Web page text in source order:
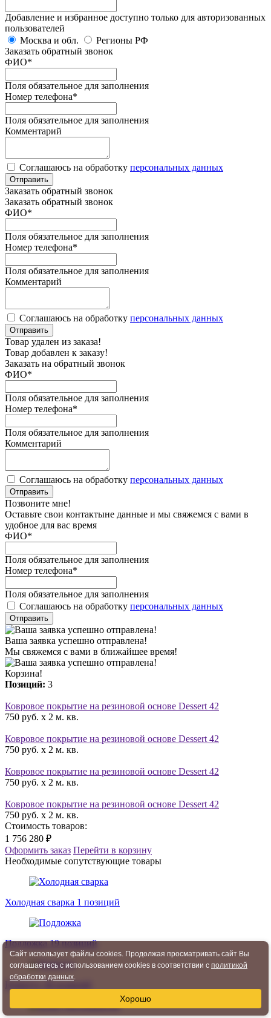
Добавление и избранное доступно только для авторизованных
пользователей
Москва и обл.
Регионы РФ
Заказать обратный звонок
ФИО*
Поля обязательное для заполнения
Номер телефона*
Поля обязательное для заполнения
Комментарий
Соглашаюсь на обработку персональных данных
Отправить
Заказать обратный звонок
Заказать обратный звонок
ФИО*
Поля обязательное для заполнения
Номер телефона*
Поля обязательное для заполнения
Комментарий
Соглашаюсь на обработку персональных данных
Отправить
Товар удален из заказа!
Товар добавлен к заказу!
Заказать на обратный звонок
ФИО*
Поля обязательное для заполнения
Номер телефона*
Поля обязательное для заполнения
Комментарий
Соглашаюсь на обработку персональных данных
Отправить
Позвоните мне!
Оставьте свои контактыне данные и мы свяжемся с вами в
удобное для вас время
ФИО*
Поля обязательное для заполнения
Номер телефона*
Поля обязательное для заполнения
Соглашаюсь на обработку персональных данных
Отправить
Ваша заявка успешно отправлена!
Мы свяжемся с вами в ближайшее время!
Корзина!
Позиций: 3
Ковровое покрытие на резиновой основе Dessert 42
750 руб. x 2 м. кв.
Ковровое покрытие на резиновой основе Dessert 42
750 руб. x 2 м. кв.
Ковровое покрытие на резиновой основе Dessert 42
750 руб. x 2 м. кв.
Ковровое покрытие на резиновой основе Dessert 42
750 руб. x 2 м. кв.
Стоимость товаров:
1 756 280 ₽
Оформить заказ Перейти в корзину
Необходимые сопутствующие товары
Холодная сварка 1 позиций
Подложка 19 позиций
Сайт использует файлы cookies. Продолжая просматривать сайт Вы
соглашаетесь с использованием cookies в соответствии с политикой
обработки данных.
Хорошо